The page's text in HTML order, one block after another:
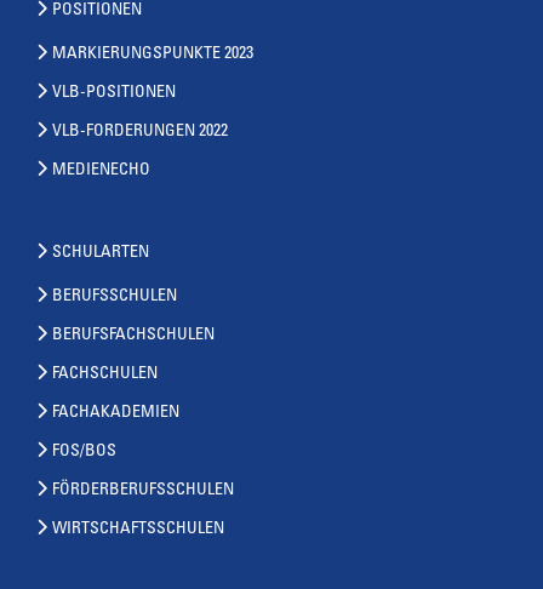
POSITIONEN
MARKIERUNGSPUNKTE 2023
VLB-POSITIONEN
VLB-FORDERUNGEN 2022
MEDIENECHO
SCHULARTEN
BERUFSSCHULEN
BERUFSFACHSCHULEN
FACHSCHULEN
FACHAKADEMIEN
FOS/BOS
FÖRDERBERUFSSCHULEN
WIRTSCHAFTSSCHULEN